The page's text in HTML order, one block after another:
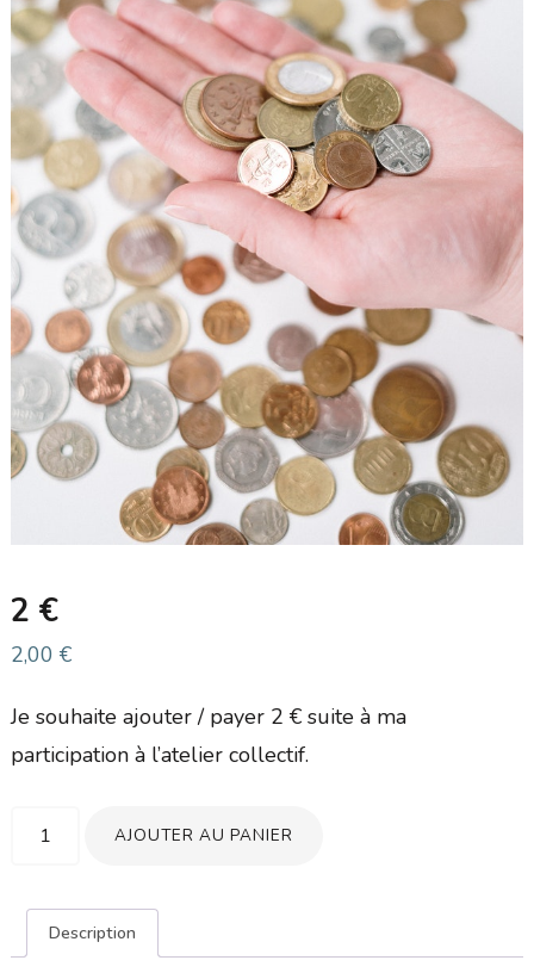
2 €
2,00 €
Je souhaite ajouter / payer 2 € suite à ma
participation à l’atelier collectif.
quantité
AJOUTER AU PANIER
Description